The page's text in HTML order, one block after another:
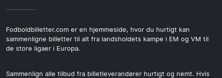
Fodboldbilletter.com er en hjemmeside, hvor du hurtigt kan
sammenligne billetter til alt fra landsholdets kampe i EM og VM til
de store ligaer i Europa.
Sammenlign alle tilbud fra billetleverandører hurtigt og nemt. Hvis